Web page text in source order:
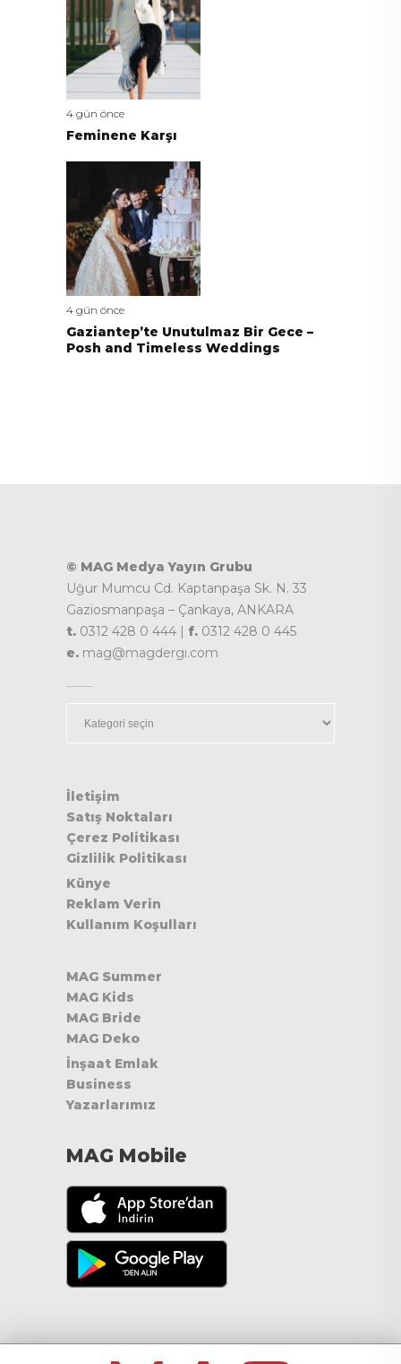
4 gün önce
Feminene Karşı
4 gün önce
Gaziantep’te Unutulmaz Bir Gece –
Posh and Timeless Weddings
© MAG Medya Yayın Grubu
Uğur Mumcu Cd. Kaptanpaşa Sk. N. 33
Gaziosmanpaşa – Çankaya, ANKARA
t. 0312 428 0 444 | f. 0312 428 0 445
e. mag@magdergi.com
İletişim
Satış Noktaları
Çerez Politikası
Gizlilik Politikası
Künye
Reklam Verin
Kullanım Koşulları
MAG Summer
MAG Kids
MAG Bride
MAG Deko
İnşaat Emlak
Business
Yazarlarımız
MAG Mobile